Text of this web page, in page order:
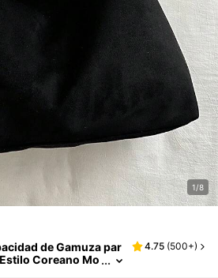
1/8
de Gamuza par
Coreano Mo
4.75 (500+)